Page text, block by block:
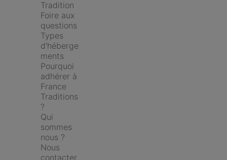
Tradition
Foire aux
questions
Types
d'héberge
ments
Pourquoi
adhérer à
France
Traditions
?
Qui
sommes
nous ?
Nous
contacter